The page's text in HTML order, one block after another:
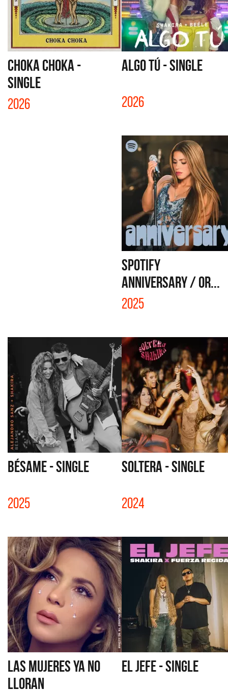
CHOKA CHOKA -
SINGLE
2026
ALGO TÚ - SINGLE
2026
SPOTIFY
ANNIVERSARY / OR...
2025
BÉSAME - SINGLE
2025
SOLTERA - SINGLE
2024
LAS MUJERES YA NO
LLORAN
EL JEFE - SINGLE